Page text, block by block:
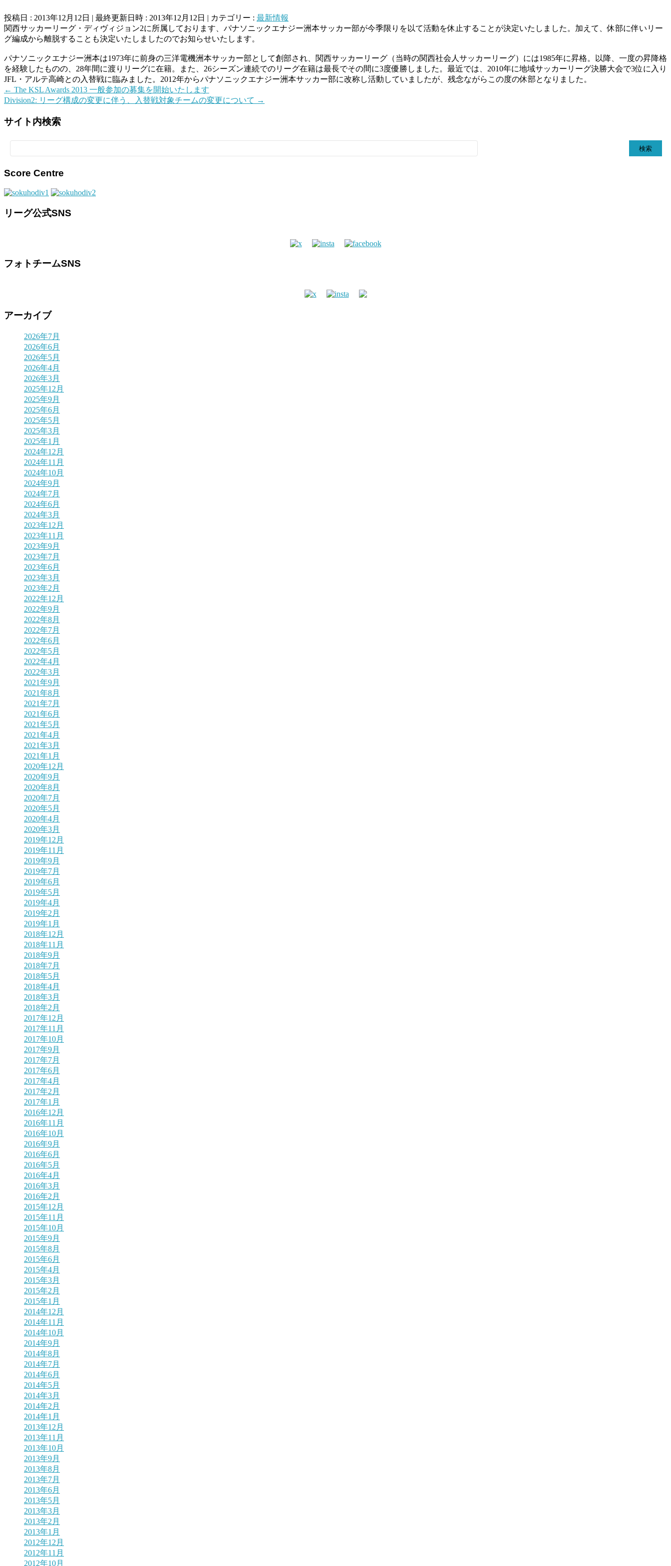
投稿日 : 2013年12月12日 最終更新日時 : 2013年12月12日 カテゴリー : 最新情報
関西サッカーリーグ・ディヴィジョン2に所属しております、パナソニックエナジー洲本サッカー部が今季限りを以て活動を休止することが決定いたしました。加えて、休部に伴いリー
グ編成から離脱することも決定いたしましたのでお知らせいたします。
パナソニックエナジー洲本は1973年に前身の三洋電機洲本サッカー部として創部され、関西サッカーリーグ（当時の関西社会人サッカーリーグ）には1985年に昇格。以降、一度の昇降格
を経験したものの、28年間に渡りリーグに在籍。また、26シーズン連続でのリーグ在籍は最長でその間に3度優勝しました。最近では、2010年に地域サッカーリーグ決勝大会で3位に入り
JFL・アルテ高崎との入替戦に臨みました。2012年からパナソニックエナジー洲本サッカー部に改称し活動していましたが、残念ながらこの度の休部となりました。
← The KSL Awards 2013 一般参加の募集を開始いたします
Division2: リーグ構成の変更に伴う、入替戦対象チームの変更について →
サイト内検索
索:
Score Centre
リーグ公式SNS
フォトチームSNS
アーカイブ
2026年7月
2026年6月
2026年5月
2026年4月
2026年3月
2025年12月
2025年9月
2025年6月
2025年5月
2025年3月
2025年1月
2024年12月
2024年11月
2024年10月
2024年9月
2024年7月
2024年6月
2024年3月
2023年12月
2023年11月
2023年9月
2023年7月
2023年6月
2023年3月
2023年2月
2022年12月
2022年9月
2022年8月
2022年7月
2022年6月
2022年5月
2022年4月
2022年3月
2021年9月
2021年8月
2021年7月
2021年6月
2021年5月
2021年4月
2021年3月
2021年1月
2020年12月
2020年9月
2020年8月
2020年7月
2020年5月
2020年4月
2020年3月
2019年12月
2019年11月
2019年9月
2019年7月
2019年6月
2019年5月
2019年4月
2019年2月
2019年1月
2018年12月
2018年11月
2018年9月
2018年7月
2018年5月
2018年4月
2018年3月
2018年2月
2017年12月
2017年11月
2017年10月
2017年9月
2017年7月
2017年6月
2017年4月
2017年2月
2017年1月
2016年12月
2016年11月
2016年10月
2016年9月
2016年6月
2016年5月
2016年4月
2016年3月
2016年2月
2015年12月
2015年11月
2015年10月
2015年9月
2015年8月
2015年6月
2015年4月
2015年3月
2015年2月
2015年1月
2014年12月
2014年11月
2014年10月
2014年9月
2014年8月
2014年7月
2014年6月
2014年5月
2014年3月
2014年2月
2014年1月
2013年12月
2013年11月
2013年10月
2013年9月
2013年8月
2013年7月
2013年6月
2013年5月
2013年3月
2013年2月
2013年1月
2012年12月
2012年11月
2012年10月